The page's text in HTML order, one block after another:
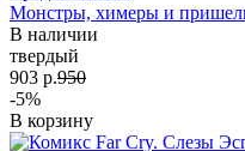
Монстры, химеры и
В наличии
твердый
903 р.950
-5%
В корзину